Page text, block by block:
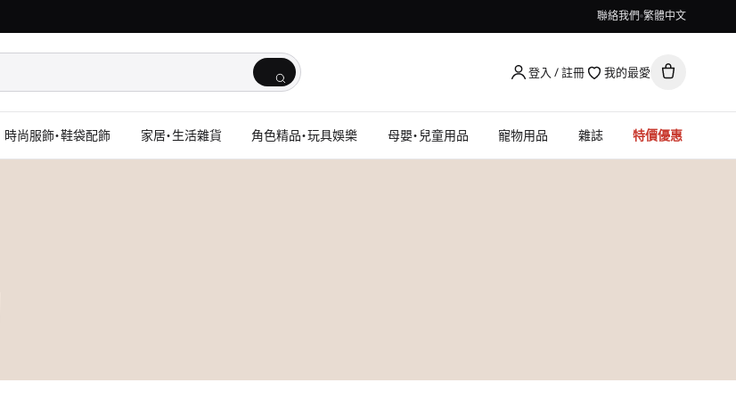
聯絡我們 繁體中文
登入 / 註冊 我的最愛
時尚服飾・鞋袋配飾 家居・生活雜貨 角色精品・玩具娛樂 母嬰・兒童用品 寵物用品 雜誌 特價優惠